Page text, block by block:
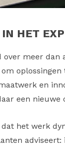
HET
over meer
en
een nieuwe
het werk
adviseert: